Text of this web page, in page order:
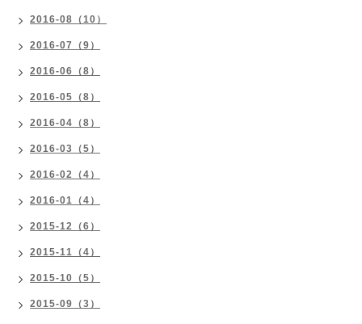
2016-08（10）
2016-07（9）
2016-06（8）
2016-05（8）
2016-04（8）
2016-03（5）
2016-02（4）
2016-01（4）
2015-12（6）
2015-11（4）
2015-10（5）
2015-09（3）